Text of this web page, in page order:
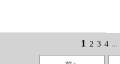
1 2 3 4 ...